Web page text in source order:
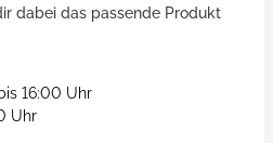
dabei das passende Produkt
16:00 Uhr
Uhr